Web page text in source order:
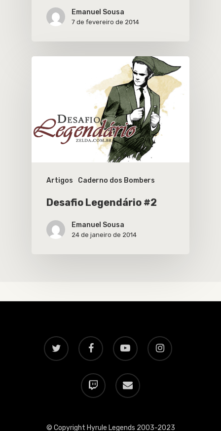
Emanuel Sousa
7 de fevereiro de 2014
Artigos Caderno dos Bombers
Desafio Legendário #2
Emanuel Sousa
24 de janeiro de 2014
twitter facebook youtube instagram
twitch email
© Copyright Hyrule Legends 2003-2023